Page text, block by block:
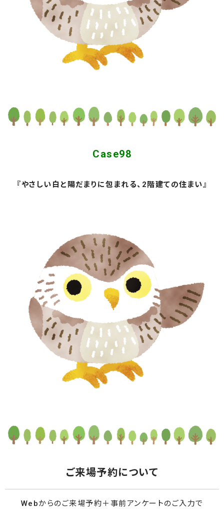
Case98
『やさしい白と陽だまりに包まれる、2階建ての住まい』
ご来場予約について
Webからのご来場予約＋事前アンケートのご入力で